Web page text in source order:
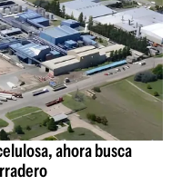
ahora busca